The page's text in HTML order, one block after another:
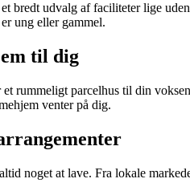
bredt udvalg af faciliteter lige
ung eller gammel.
til dig
et rummeligt parcelhus til din
venter på dig.
noget at lave. Fra lokale